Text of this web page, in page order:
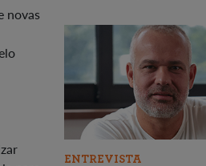
novas
ENTREVISTA